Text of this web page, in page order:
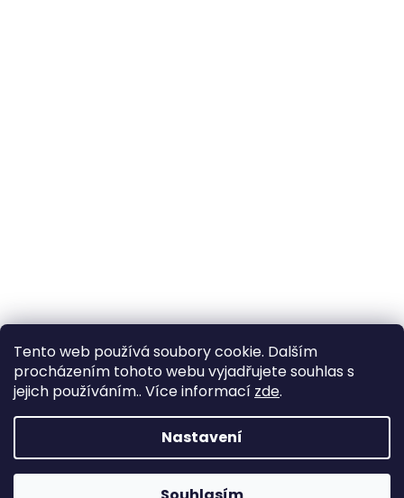
Tento web používá soubory cookie. Dalším
procházením tohoto webu vyjadřujete souhlas s
jejich používáním.. Více informací zde.
Nastavení